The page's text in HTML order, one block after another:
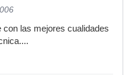
las mejores cualidades